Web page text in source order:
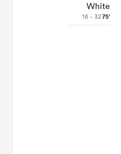
White
16 - 3275'